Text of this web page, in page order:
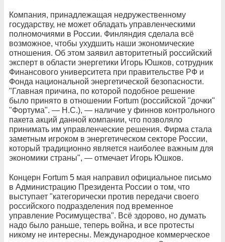
Компания, принадлежащая недружественному
государству, не может обладать управленческими
полномочиями в России. Финляндия сделала всё
возможное, чтобы ухудшить наши экономические
отношения. Об этом заявил авторитетный российский
эксперт в области энергетики Игорь Юшков, сотрудник
Финансового университета при правительстве РФ и
Фонда национальной энергетической безопасности.
"Главная причина, по которой подобное решение
было принято в отношении Fortum (российской "дочки"
"Фортума". — Н.С.), — наличие у финнов контрольного
пакета акций данной компании, что позволяло
принимать им управленческие решения. Фирма стала
заметным игроком в энергетическом секторе России,
который традиционно является наиболее важным для
экономики страны", — отмечает Игорь Юшков.
Концерн Fortum 5 мая направил официальное письмо
в Администрацию Президента России о том, что
выступает "категорически против передачи своего
российского подразделения под временное
управление Росимущества". Всё здорово, но думать
надо было раньше, теперь война, и все протесты
никому не интересны. Международное коммерческое